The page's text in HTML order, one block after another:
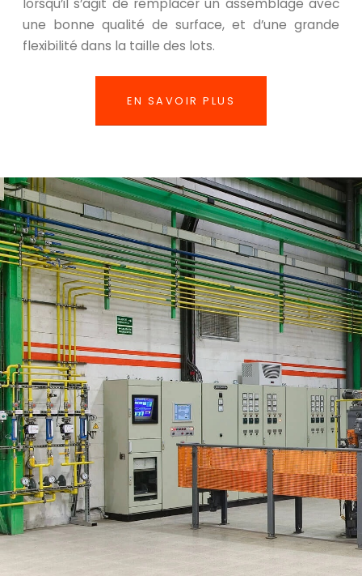
lorsqu’il s’agit de remplacer un assemblage avec
une bonne qualité de surface, et d’une grande
flexibilité dans la taille des lots.
EN SAVOIR PLUS